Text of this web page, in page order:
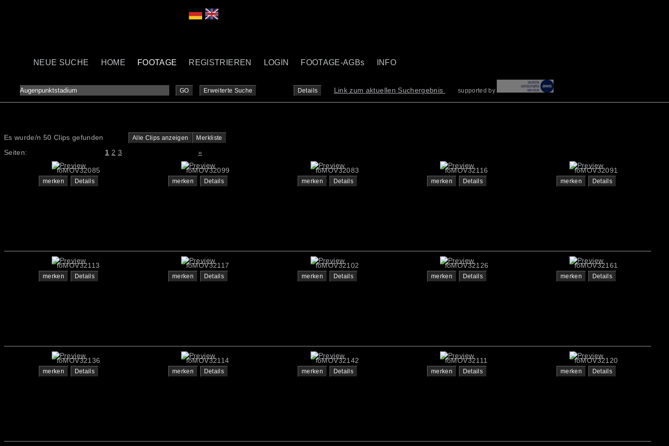
NEUE SUCHE HOME FOOTAGE REGISTRIEREN LOGIN FOOTAGE-AGBs INFO
GO Erweiterte Suche Details Link zum aktuellen Suchergebnis supported by
Es wurde/n 50 Clips gefunden Alle Clips anzeigen Merkliste
Seiten: 1 2 3 »
foMOV32085
merken Details
foMOV32099
merken Details
foMOV32083
merken Details
foMOV32116
merken Details
foMOV32091
merken Details
foMOV32113
merken Details
foMOV32117
merken Details
foMOV32102
merken Details
foMOV32126
merken Details
foMOV32161
merken Details
foMOV32136
merken Details
foMOV32114
merken Details
foMOV32142
merken Details
foMOV32111
merken Details
foMOV32120
merken Details